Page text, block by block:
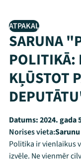
ATPAKAĻ
SARUNA
POLITIKĀ:
KĻŪSTOT
Datums:2024. gada
Norises vieta:
Politika ir vienlaikus
izvēle. Ne vienmēr